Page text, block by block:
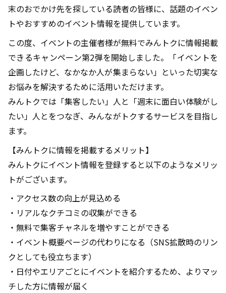
末のおでかけ先を探している読者の皆様に、話題のイベン
トやおすすめのイベント情報を提供しています。
この度、イベントの主催者様が無料でみんトクに情報掲載
できるキャンペーン第2弾を開始しました。「イベントを
企画したけど、なかなか人が集まらない」といった切実な
お悩みを解決するために活用いただけます。
みんトクでは「集客したい」人と「週末に面白い体験がし
たい」人とをつなぎ、みんながトクするサービスを目指し
ます。
【みんトクに情報を掲載するメリット】
みんトクにイベント情報を登録すると以下のようなメリッ
トがございます。
・アクセス数の向上が見込める
・リアルなクチコミの収集ができる
・無料で集客チャネルを増やすことができる
・イベント概要ページの代わりになる（SNS拡散時のリン
クとしても役立ちます）
・日付やエリアごとにイベントを紹介するため、よりマッ
チした方に情報が届く